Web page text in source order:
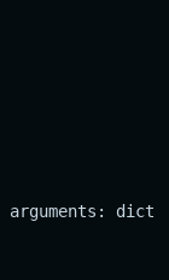
arguments: